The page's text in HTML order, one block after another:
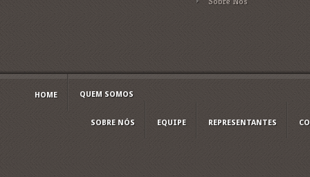
HOME QUEM SOMOS
SOBRE NÓS EQUIPE REPRESENTANTES